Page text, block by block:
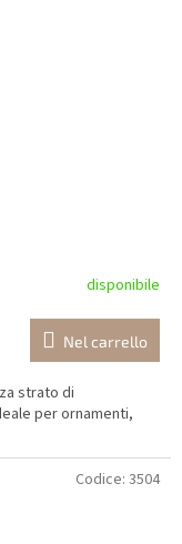
disponibile
Nel carrello
strato di
per ornamenti,
Codice: 3504